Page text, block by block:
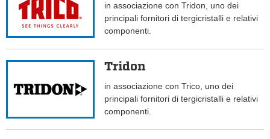
in associazione con Tridon, uno dei
principali fornitori di tergicristalli e relativi
componenti.
Tridon
in associazione con Trico, uno dei
principali fornitori di tergicristalli e relativi
componenti.